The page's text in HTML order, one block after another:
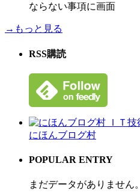
ならない事項に画面
→もっと見る
RSS購読
にほんブログ村
POPULAR ENTRY
まだデータがありません。